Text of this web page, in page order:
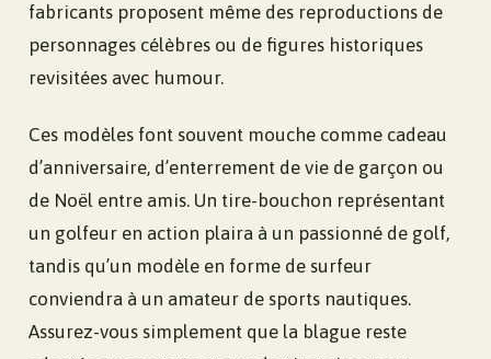
fabricants proposent même des reproductions de
personnages célèbres ou de figures historiques
revisitées avec humour.
Ces modèles font souvent mouche comme cadeau
d’anniversaire, d’enterrement de vie de garçon ou
de Noël entre amis. Un tire-bouchon représentant
un golfeur en action plaira à un passionné de golf,
tandis qu’un modèle en forme de surfeur
conviendra à un amateur de sports nautiques.
Assurez-vous simplement que la blague reste